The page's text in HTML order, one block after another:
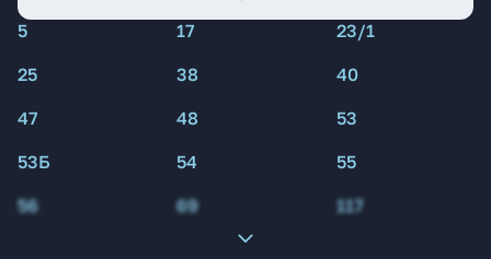
5 17
23/1
25
38
40
47
48
53
53Б
54
55
56
69 117